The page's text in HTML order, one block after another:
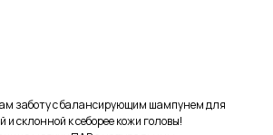
заботу с балансирующим шампунем для
склонной к себорее кожи головы!